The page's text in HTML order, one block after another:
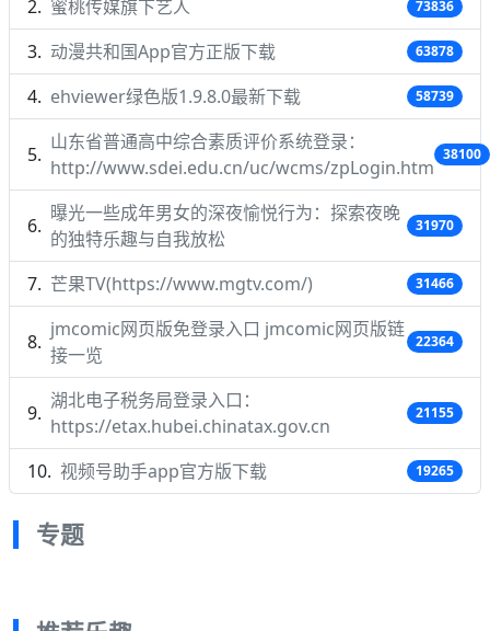
蜜桃传媒旗下艺人 73836
动漫共和国App官方正版下载 63878
ehviewer绿色版1.9.8.0最新下载 58739
山东省普通高中综合素质评价系统登录：
http://www.sdei.edu.cn/uc/wcms/zpLogin.htm
38100
曝光一些成年男女的深夜愉悦行为：探索夜晚
的独特乐趣与自我放松
31970
芒果TV(https://www.mgtv.com/) 31466
jmcomic网页版免登录入口 jmcomic网页版链
接一览
22364
湖北电子税务局登录入口：
https://etax.hubei.chinatax.gov.cn
21155
视频号助手app官方版下载 19265
专题